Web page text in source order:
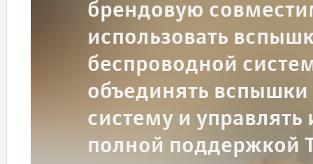
брендовую
использовать
беспроводной
объединять
систему и
полной поддержкой